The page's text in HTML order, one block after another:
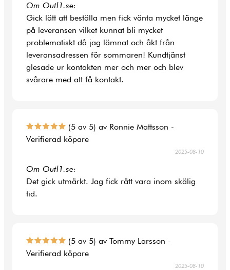
Om Outl1.se:
Gick lätt att beställa men fick vänta mycket länge
på leveransen vilket kunnat bli mycket
problematiskt då jag lämnat och åkt från
leveransadressen för sommaren! Kundtjänst
glesade ur kontakten mer och mer och blev
svårare med att få kontakt.
(5 av 5) av Ronnie Mattsson -
Verifierad köpare
2025-08-10
Om Outl1.se:
Det gick utmärkt. Jag fick rätt vara inom skälig
tid.
(5 av 5) av Tommy Larsson -
Verifierad köpare
2025-08-10